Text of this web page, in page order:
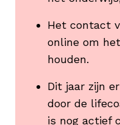
Het contact
online om
houden.
Dit jaar zijn
door de
is nog actief